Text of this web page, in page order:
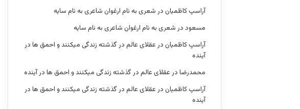
آراسپ کاظمیان در شعری به نام ارغوان شاعری به نام سایه
مسعود در شعری به نام ارغوان شاعری به نام سایه
آراسپ کاظمیان در عقلای عالم در گذشته زندگی میکنند و احمق ها در
آینده
محمدرضا در عقلای عالم در گذشته زندگی میکنند و احمق ها در آینده
آراسپ کاظمیان در عقلای عالم در گذشته زندگی میکنند و احمق ها در
آینده